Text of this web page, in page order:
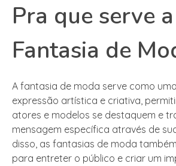
Pra que serve a
Fantasia de
A fantasia de moda serve como
expressão artística e criativa,
atores e modelos se destaquem e
mensagem específica através de
disso, as fantasias de moda
para entreter o público e criar um